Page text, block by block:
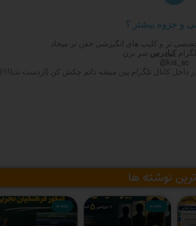
و جزوه بیشتر ؟
تر و کلیپ های انگیزشی خفن تر میخاد
کیادرس سر بزن
kia_ac@
کانال تلگرام پین میشه دائم چکش کن (ازدست ندیا!!!)
نوشته ها
مقاله ها مقاله ها